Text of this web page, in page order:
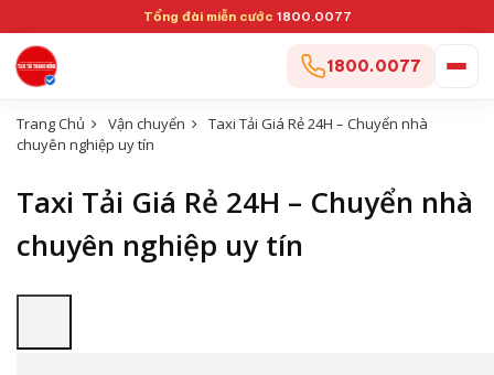
Tổng đài miễn cước 1800.0077
1800.0077
Trang Chủ Vận chuyển
Taxi Tải Giá Rẻ 24H – Chuyển nhà
chuyên nghiệp uy tín
Taxi Tải Giá Rẻ 24H – Chuyển nhà
chuyên nghiệp uy tín